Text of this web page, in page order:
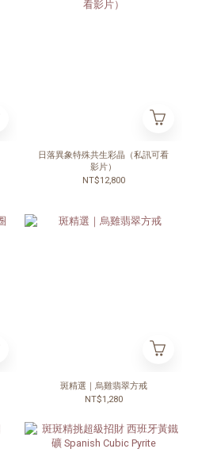
日落異象特殊共生彩晶（私訊可看
影片）
NT$12,800
斑精選｜烏雞翡翠方戒
NT$1,280